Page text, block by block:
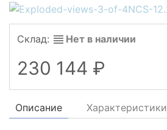
Склад: Нет в наличии
230 144
Описание Характеристики